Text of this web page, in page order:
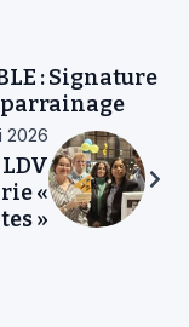
: Signature
2026
«
»